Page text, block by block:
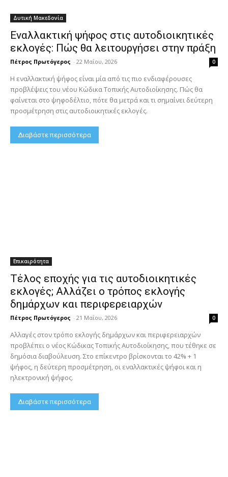
Δυτική Μακεδονία
Εναλλακτική ψήφος στις αυτοδιοικητικές
εκλογές: Πώς θα λειτουργήσει στην πράξη
Πέτρος Πρωτόγερος - 22 Μαΐου, 2026 0
Η εναλλακτική ψήφος είναι μία από τις πιο ενδιαφέρουσες
προβλέψεις του νέου Κώδικα Τοπικής Αυτοδιοίκησης. Πώς θα
φαίνεται στο ψηφοδέλτιο, πότε θα μετρά και τι σημαίνει δεύτερη
προσμέτρηση στις αυτοδιοικητικές εκλογές.
Διαβάστε περισσότερα
Επικαιρότητα
Τέλος εποχής για τις αυτοδιοικητικές
εκλογές; Αλλάζει ο τρόπος εκλογής
δημάρχων και περιφερειαρχών
Πέτρος Πρωτόγερος - 21 Μαΐου, 2026 0
Αλλαγές στον τρόπο εκλογής δημάρχων και περιφερειαρχών
προβλέπει ο νέος Κώδικας Τοπικής Αυτοδιοίκησης, που τέθηκε σε
δημόσια διαβούλευση. Στο επίκεντρο βρίσκονται το 42% + 1
ψήφος, η δεύτερη προσμέτρηση, οι εναλλακτικές ψήφοι και η
ηλεκτρονική ψήφος.
Διαβάστε περισσότερα